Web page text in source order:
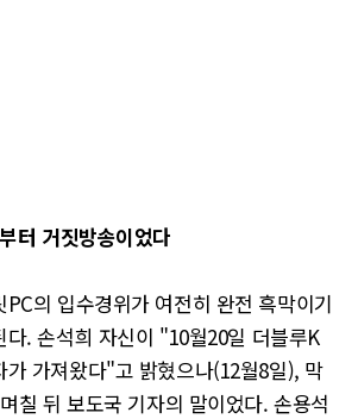
터 거짓방송이었다
의 입수경위가 여전히 완전 흑막이기
다. 손석희 자신이 "10월20일 더블루K
가 가져왔다"고 밝혔으나(12월8일), 막
칠 뒤 보도국 기자의 말이었다. 손용석